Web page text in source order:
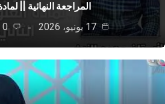
المراجعة النهائية || لمادة علوم…
17 يونيو، 2026
0
41